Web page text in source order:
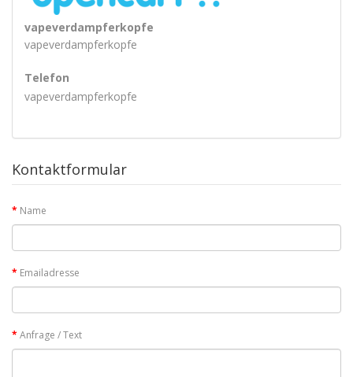
vapeverdampferkopfe
vapeverdampferkopfe
Telefon
vapeverdampferkopfe
Kontaktformular
Name
Emailadresse
Anfrage / Text